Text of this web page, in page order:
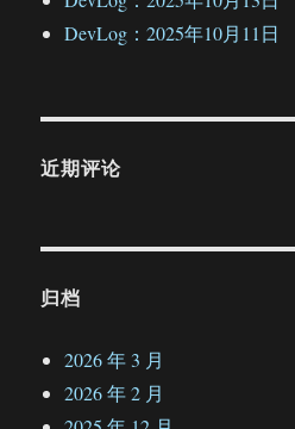
DevLog：2025年10月11日
近期评论
归档
2026 年 3 月
2026 年 2 月